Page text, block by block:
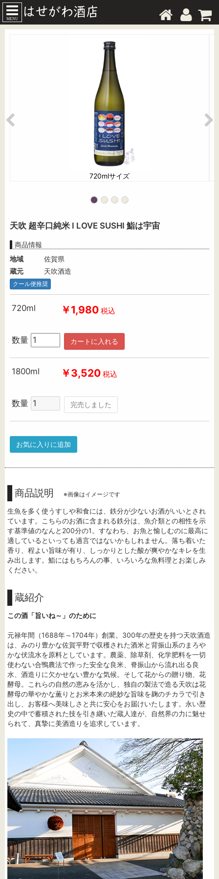
MENU
720mlサイズ
天吹 超辛口純米 I LOVE SUSHI 鮨は宇宙
商品情報
地域
佐賀県
蔵元
天吹酒造
クール便推奨
720ml ￥1,980 税込
数量 カートに入れる
1800ml ￥3,520 税込
数量 完売しました
お気に入りに追加
商品説明 ※画像はイメージです
生魚を多く使うすしや和食には、鉄分が少ないお酒がいいとされ
ています。こちらのお酒に含まれる鉄分は、魚介類との相性を示
す基準値のなんと200分の1。すなわち、お魚と愉しむのに最高に
適しているといっても過言ではないかもしれません。落ち着いた
香り、程よい旨味が有り、しっかりとした酸が爽やかなキレを生
み出します。鮨にはもちろんの事、いろいろな魚料理とお楽しみ
ください。
蔵紹介
この酒「旨いね～」のために
元禄年間（1688年～1704年）創業。300年の歴史を持つ天吹酒造
は、みのり豊かな佐賀平野で収穫された酒米と背振山系のまろや
かな伏流水を原料としています。農薬、除草剤、化学肥料を一切
使わない合鴨農法で作った安全な良米、脊振山から流れ出る良
水、酒造りに欠かせない豊かな気候。そして花からの贈り物、花
酵母。これらの自然の恵みを活かし、独自の製法で造る天吹は花
酵母の華やかな薫りとお米本来の絶妙な旨味を麹のチカラで引き
出し、お客様へ美味しさと共に安心をお届けいたします。永い歴
史の中で蓄積された技を引き継いだ蔵人達が、自然界の力に魅せ
られて、真摯に美酒造りを追求しています。